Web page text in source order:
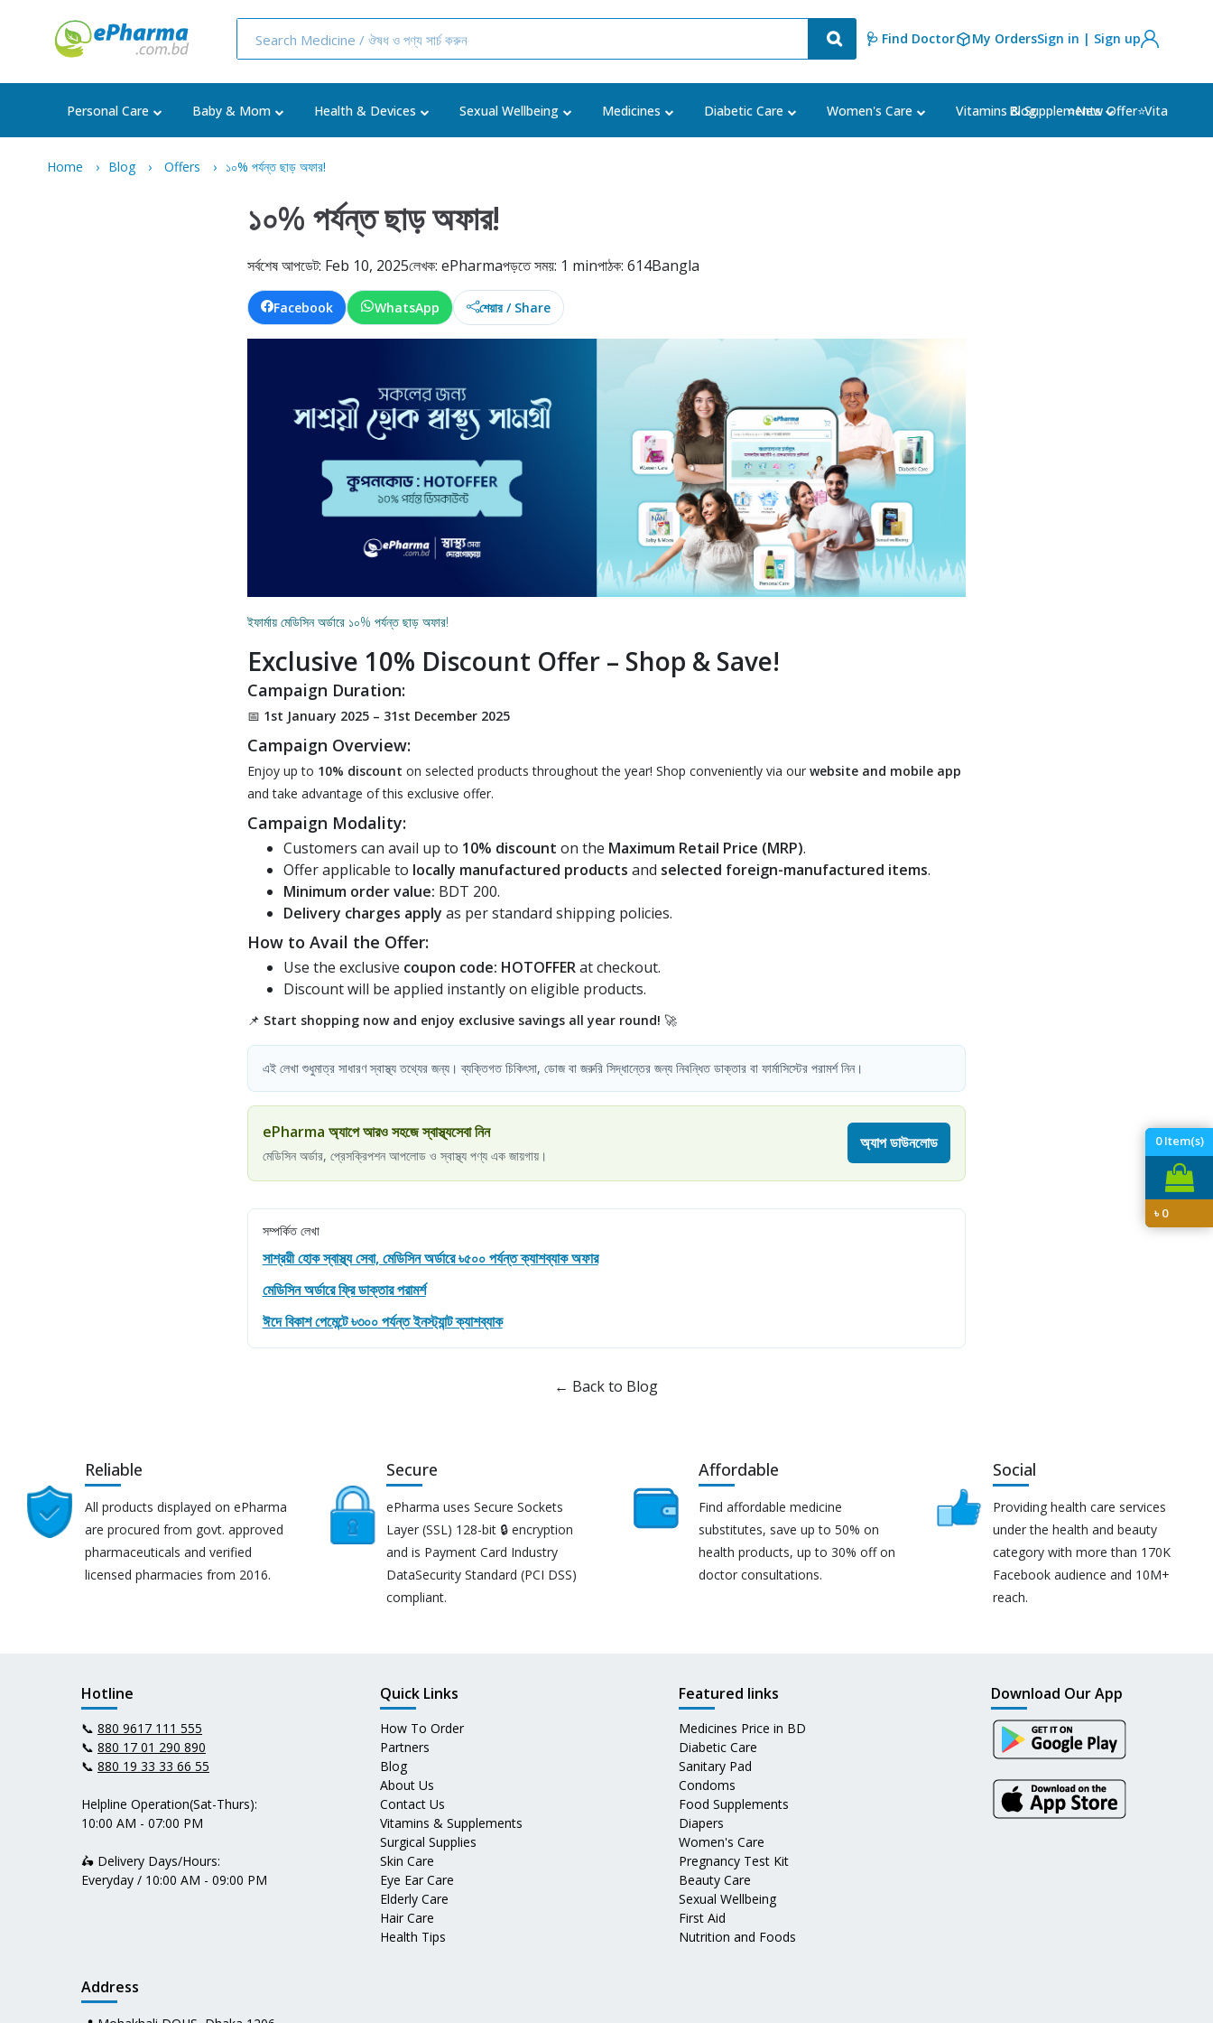
🩺 Find Doctor My OrdersSign in | Sign up
Personal Care Baby & Mom Health & Devices Sexual Wellbeing Medicines Diabetic Care Women's Care Vitamins & Supplements Vital
Blog ⭐New Offer⭐
0Item(s)
৳0
Home Blog Offers ১০% পর্যন্ত ছাড় অফার!
১০% পর্যন্ত ছাড় অফার!
সর্বশেষ আপডেট: Feb 10, 2025লেখক: ePharmaপড়তে সময়: 1 minপাঠক: 614Bangla
Facebook WhatsApp শেয়ার / Share
ইফার্মায় মেডিসিন অর্ডারে ১০% পর্যন্ত ছাড় অফার!
Exclusive 10% Discount Offer – Shop & Save!
Campaign Duration:
📅 1st January 2025 – 31st December 2025
Campaign Overview:
Enjoy up to 10% discount on selected products throughout the year! Shop conveniently via our website and mobile app
and take advantage of this exclusive offer.
Campaign Modality:
Customers can avail up to 10% discount on the Maximum Retail Price (MRP).
Offer applicable to locally manufactured products and selected foreign-manufactured items.
Minimum order value: BDT 200.
Delivery charges apply as per standard shipping policies.
How to Avail the Offer:
Use the exclusive coupon code: HOTOFFERat checkout.
Discount will be applied instantly on eligible products.
📌 Start shopping now and enjoy exclusive savings all year round! 🚀
এই লেখা শুধুমাত্র সাধারণ স্বাস্থ্য তথ্যের জন্য। ব্যক্তিগত চিকিৎসা, ডোজ বা জরুরি সিদ্ধান্তের জন্য নিবন্ধিত ডাক্তার বা ফার্মাসিস্টের পরামর্শ নিন।
ePharma অ্যাপে আরও সহজে স্বাস্থ্যসেবা নিন
মেডিসিন অর্ডার, প্রেসক্রিপশন আপলোড ও স্বাস্থ্য পণ্য এক জায়গায়।
অ্যাপ ডাউনলোড
সম্পর্কিত লেখা
সাশ্রয়ী হোক স্বাস্থ্য সেবা, মেডিসিন অর্ডারে ৳৫০০ পর্যন্ত ক্যাশব্যাক অফার
মেডিসিন অর্ডারে ফ্রি ডাক্তার পরামর্শ
ঈদে বিকাশ পেমেন্টে ৳৩০০ পর্যন্ত ইনস্ট্যান্ট ক্যাশব্যাক
← Back to Blog
Reliable
All products displayed on ePharma
are procured from govt. approved
pharmaceuticals and verified
licensed pharmacies from 2016.
Secure
ePharma uses Secure Sockets
Layer (SSL) 128-bit 🔒 encryption
and is Payment Card Industry
DataSecurity Standard (PCI DSS)
compliant.
Affordable
Find affordable medicine
substitutes, save up to 50% on
health products, up to 30% off on
doctor consultations.
Social
Providing health care services
under the health and beauty
category with more than 170K
Facebook audience and 10M+
reach.
Hotline
📞 880 9617 111 555
📞 880 17 01 290 890
📞 880 19 33 33 66 55
Helpline Operation(Sat-Thurs):
10:00 AM - 07:00 PM
🛵 Delivery Days/Hours:
Everyday / 10:00 AM - 09:00 PM
Quick Links
How To Order
Partners
Blog
About Us
Contact Us
Vitamins & Supplements
Surgical Supplies
Skin Care
Eye Ear Care
Elderly Care
Hair Care
Health Tips
Featured links
Medicines Price in BD
Diabetic Care
Sanitary Pad
Condoms
Food Supplements
Diapers
Women's Care
Pregnancy Test Kit
Beauty Care
Sexual Wellbeing
First Aid
Nutrition and Foods
Address
Download Our App